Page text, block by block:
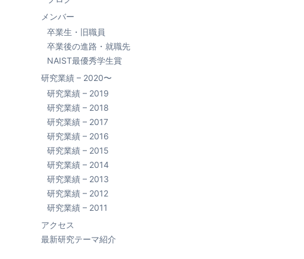
メンバー
卒業生・旧職員
卒業後の進路・就職先
NAIST最優秀学生賞
研究業績 – 2020〜
研究業績 – 2019
研究業績 – 2018
研究業績 – 2017
研究業績 – 2016
研究業績 – 2015
研究業績 – 2014
研究業績 – 2013
研究業績 – 2012
研究業績 – 2011
アクセス
最新研究テーマ紹介